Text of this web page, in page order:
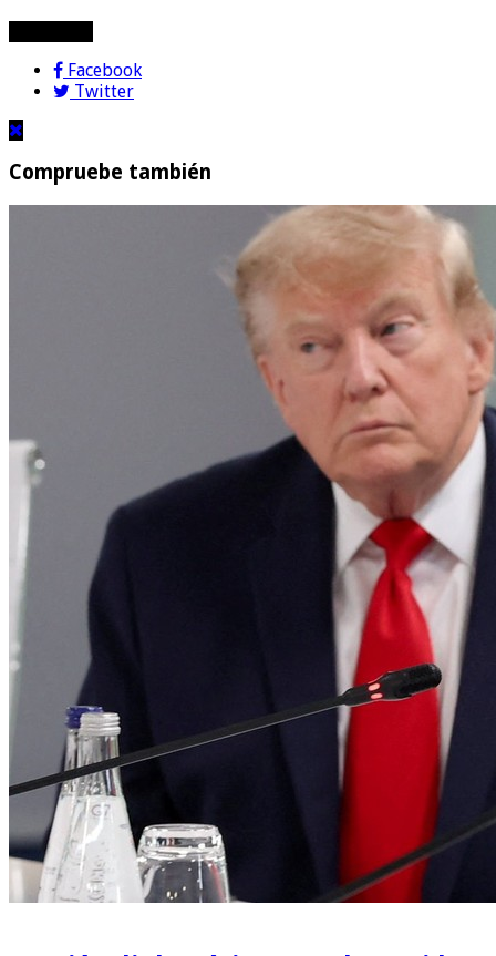
Facebook
Twitter
Compruebe también